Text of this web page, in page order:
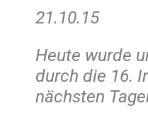
21.10.15
Heute wurde
durch die 16.
nächsten